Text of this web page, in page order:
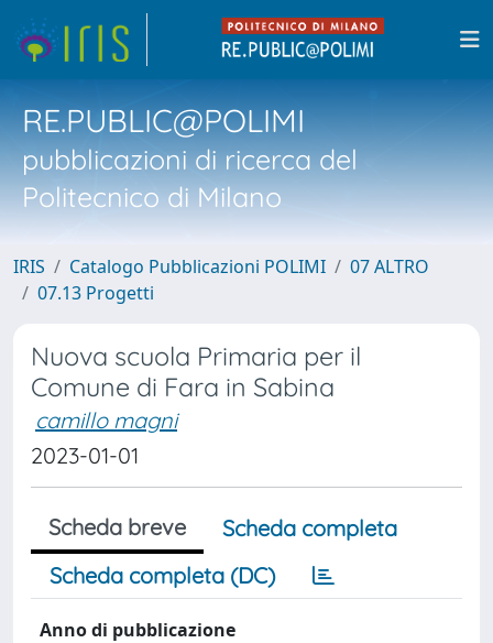
RE.PUBLIC@POLIMI
pubblicazioni di ricerca del
Politecnico di Milano
IRIS Catalogo Pubblicazioni POLIMI
07 ALTRO
07.13 Progetti
Nuova scuola Primaria per il
Comune di Fara in Sabina
camillo magni
2023-01-01
Scheda breve
Scheda completa
Scheda completa (DC)
Anno di pubblicazione